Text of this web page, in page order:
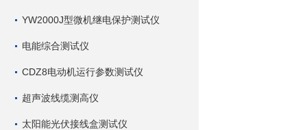
YW2000J型微机继电保护测试仪
电能综合测试仪
CDZ8电动机运行参数测试仪
超声波线缆测高仪
太阳能光伏接线盒测试仪